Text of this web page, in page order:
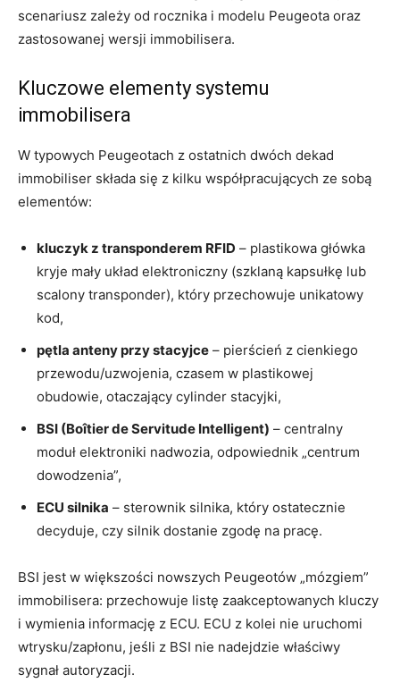
scenariusz zależy od rocznika i modelu Peugeota oraz
zastosowanej wersji immobilisera.
Kluczowe elementy systemu
immobilisera
W typowych Peugeotach z ostatnich dwóch dekad
immobiliser składa się z kilku współpracujących ze sobą
elementów:
kluczyk z transponderem RFID – plastikowa główka
kryje mały układ elektroniczny (szklaną kapsułkę lub
scalony transponder), który przechowuje unikatowy
kod,
pętla anteny przy stacyjce – pierścień z cienkiego
przewodu/uzwojenia, czasem w plastikowej
obudowie, otaczający cylinder stacyjki,
BSI (Boîtier de Servitude Intelligent) – centralny
moduł elektroniki nadwozia, odpowiednik „centrum
dowodzenia”,
ECU silnika – sterownik silnika, który ostatecznie
decyduje, czy silnik dostanie zgodę na pracę.
BSI jest w większości nowszych Peugeotów „mózgiem”
immobilisera: przechowuje listę zaakceptowanych kluczy
i wymienia informację z ECU. ECU z kolei nie uruchomi
wtrysku/zapłonu, jeśli z BSI nie nadejdzie właściwy
sygnał autoryzacji.